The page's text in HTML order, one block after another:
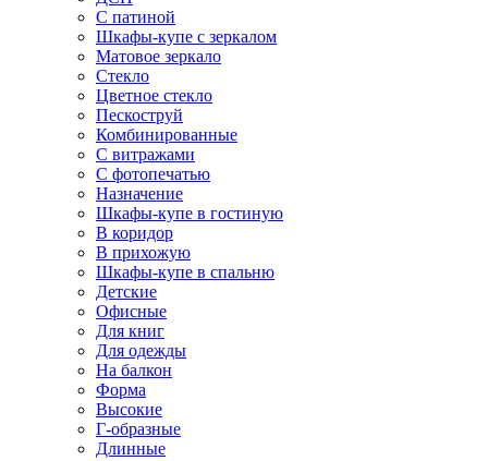
С патиной
Шкафы-купе с зеркалом
Матовое зеркало
Стекло
Цветное стекло
Пескоструй
Комбинированные
С витражами
С фотопечатью
Назначение
Шкафы-купе в гостиную
В коридор
В прихожую
Шкафы-купе в спальню
Детские
Офисные
Для книг
Для одежды
На балкон
Форма
Высокие
Г-образные
Длинные